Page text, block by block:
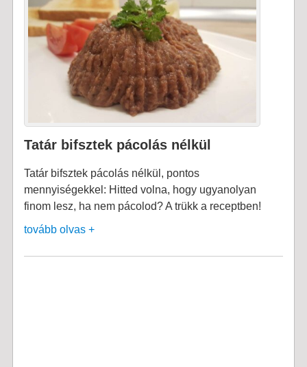
Tatár bifsztek pácolás nélkül
Tatár bifsztek pácolás nélkül, pontos
mennyiségekkel: Hitted volna, hogy ugyanolyan
finom lesz, ha nem pácolod? A trükk a receptben!
tovább olvas +